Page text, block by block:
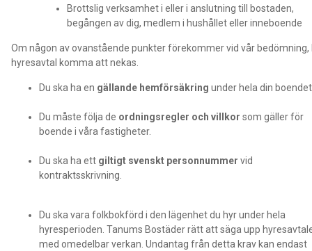
Brottslig verksamhet i eller i anslutning till bostaden,
begången av dig, medlem i hushållet eller inneboende
Om någon av ovanstående punkter förekommer vid vår bedömning,
hyresavtal komma att nekas.
Du ska ha en gällande hemförsäkring under hela din
Du måste följa de ordningsregler och villkor som gäller för
boende i våra fastigheter.
Du ska ha ett giltigt svenskt personnummer vid
kontraktsskrivning.
Du ska vara folkbokförd i den lägenhet du hyr under hela
hyresperioden. Tanums Bostäder rätt att säga upp
med omedelbar verkan. Undantag från detta krav kan endast